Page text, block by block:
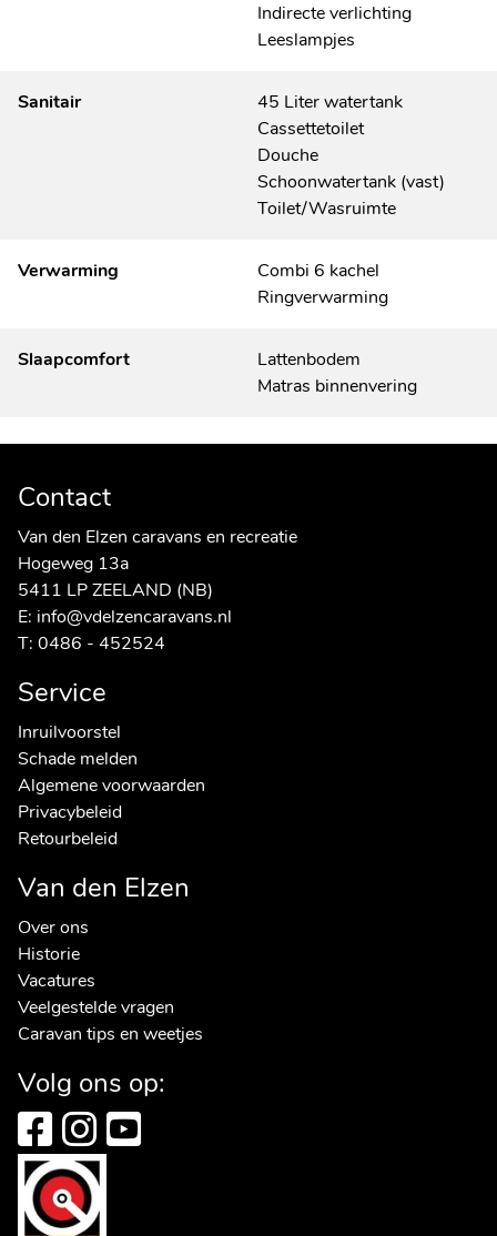
Indirecte verlichting
Leeslampjes
Sanitair
45 Liter watertank
Cassettetoilet
Douche
Schoonwatertank (vast)
Toilet/Wasruimte
Verwarming
Combi 6 kachel
Ringverwarming
Slaapcomfort
Lattenbodem
Matras binnenvering
Contact
Van den Elzen caravans en recreatie
Hogeweg 13a
5411 LP ZEELAND (NB)
E: info@vdelzencaravans.nl
T: 0486 - 452524
Service
Inruilvoorstel
Schade melden
Algemene voorwaarden
Privacybeleid
Retourbeleid
Van den Elzen
Over ons
Historie
Vacatures
Veelgestelde vragen
Caravan tips en weetjes
Volg ons op: